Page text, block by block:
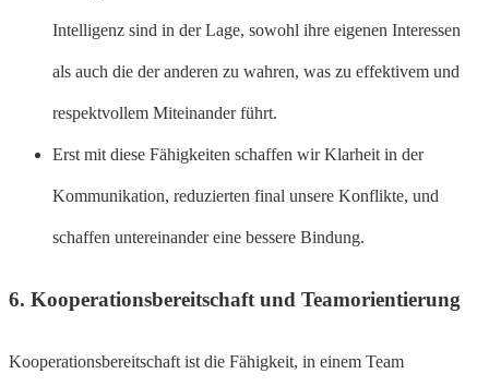
Intelligenz sind in der Lage, sowohl ihre eigenen Interessen
als auch die der anderen zu wahren, was zu effektivem und
respektvollem Miteinander führt.
Erst mit diese Fähigkeiten schaffen wir Klarheit in der
Kommunikation, reduzierten final unsere Konflikte, und
schaffen untereinander eine bessere Bindung.
6. Kooperationsbereitschaft und Teamorientierung
Kooperationsbereitschaft ist die Fähigkeit, in einem Team